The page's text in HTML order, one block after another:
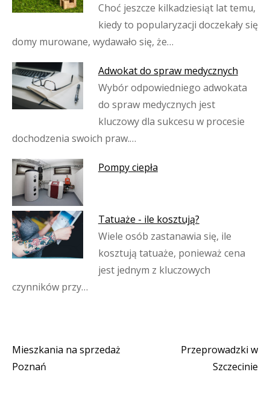
Choć jeszcze kilkadziesiąt lat temu,
kiedy to popularyzacji doczekały się
domy murowane, wydawało się, że…
Adwokat do spraw medycznych
Wybór odpowiedniego adwokata
do spraw medycznych jest
kluczowy dla sukcesu w procesie
dochodzenia swoich praw.…
Pompy ciepła
Tatuaże - ile kosztują?
Wiele osób zastanawia się, ile
kosztują tatuaże, ponieważ cena
jest jednym z kluczowych
czynników przy…
Nawigacja
Mieszkania na sprzedaż
Poznań
Przeprowadzki w
Szczecinie